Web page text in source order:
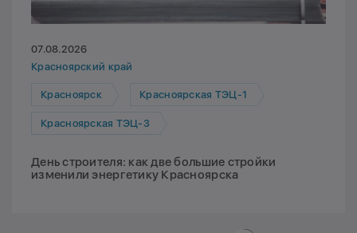
07.08.2026
Красноярский край
Красноярск Красноярская ТЭЦ-1
Красноярская ТЭЦ-3
День строителя: как две большие стройки
изменили энергетику Красноярска